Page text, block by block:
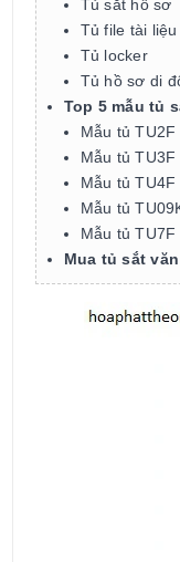
Tủ sắt hồ sơ
Tủ file tài liệu
Tủ locker
Tủ hồ sơ di
Top 5 mẫu tủ
Mẫu tủ TU2F
Mẫu tủ TU3F
Mẫu tủ TU4F
Mẫu tủ
Mẫu tủ TU7F
Mua tủ sắt